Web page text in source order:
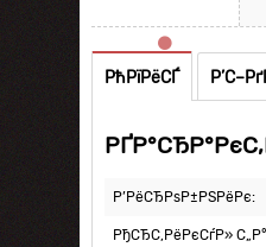
РћРїРёСЃ
Р’РёСЂРѕР±РЅРёРє:
РђСЂС‚РёРєСѓР»